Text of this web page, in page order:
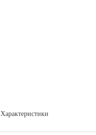
Характеристики